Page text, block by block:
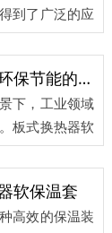
到了广泛的应
板式换热器软保温套：环保节能的新选择
下，工业领域
板式换热器软
温装置，正逐
软保温套
高效的保温装